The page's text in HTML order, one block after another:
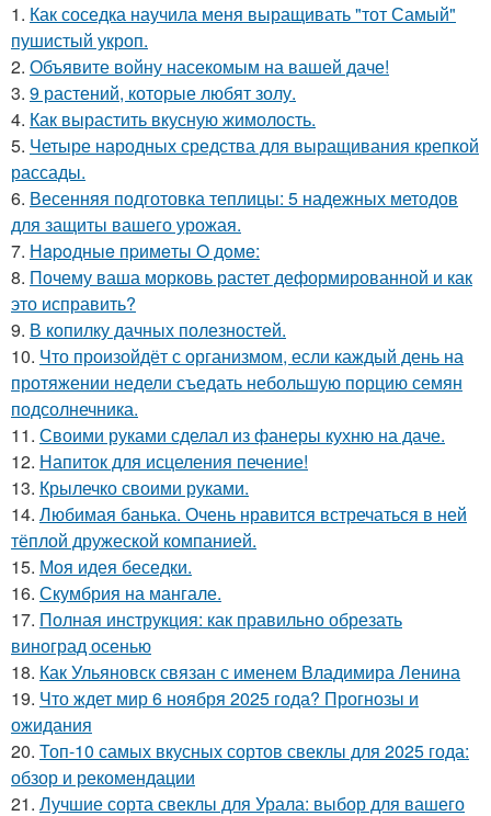
1. Как соседка научила меня выращивать "тот Самый"
пушистый укроп.
2. Объявите войну насекомым на вашей даче!
3. 9 растений, которые любят золу.
4. Как вырастить вкусную жимолость.
5. Четыре народных средства для выращивания крепкой
рассады.
6. Весенняя подготовка теплицы: 5 надежных методов
для защиты вашего урожая.
7. Нapoдныe пpимeты O дoмe:
8. Почему ваша морковь растет деформированной и как
это исправить?
9. В копилку дачных полезностей.
10. Что произойдёт с организмом, если каждый день на
протяжении недели съедать небольшую порцию семян
подсолнечника.
11. Своими руками сделал из фанеры кухню на даче.
12. Напиток для исцеления печение!
13. Крылечко своими руками.
14. Любимая банька. Очень нравится встречаться в ней
тёплой дружеской компанией.
15. Моя идея беседки.
16. Скумбрия на мангале.
17. Полная инструкция: как правильно обрезать
виноград осенью
18. Как Ульяновск связан с именем Владимира Ленина
19. Что ждет мир 6 ноября 2025 года? Прогнозы и
ожидания
20. Топ-10 самых вкусных сортов свеклы для 2025 года:
обзор и рекомендации
21. Лучшие сорта свеклы для Урала: выбор для вашего